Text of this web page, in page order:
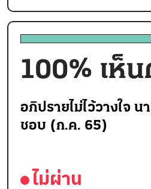
100% เห็
อภิปรายไม่ไว้วางใจ
ชอบ (ก.ค. 65)
ไม่ผ่าน